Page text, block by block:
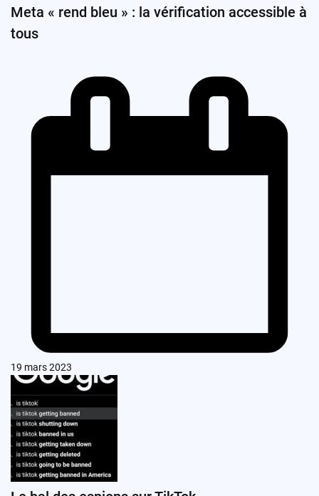
Meta « rend bleu » : la vérification accessible à
tous
19 mars 2023